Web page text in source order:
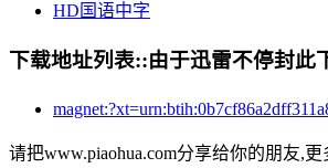
HD国语中字
下载地址列表::由于迅雷不停封此
请把www.piaohua.com分享给你的朋友,